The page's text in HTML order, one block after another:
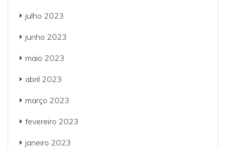
julho 2023
junho 2023
maio 2023
abril 2023
março 2023
fevereiro 2023
janeiro 2023